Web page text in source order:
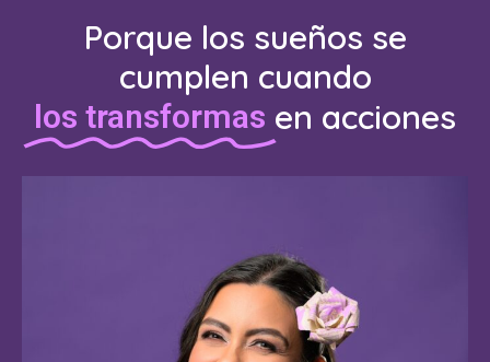
Porque los sueños se
cumplen cuando
los transformas en acciones